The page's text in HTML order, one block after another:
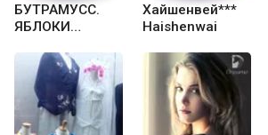
БУТРАМУСС.
ЯБЛОКИ
Хайшенвей***
Haishenwai